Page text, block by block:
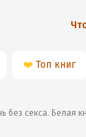
❤️ Топ книг
без секса.